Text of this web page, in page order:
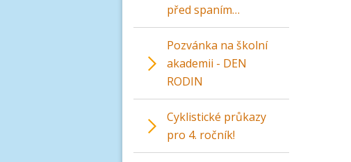
před spaním…
Pozvánka na školní
akademii - DEN
RODIN
Cyklistické průkazy
pro 4. ročník!